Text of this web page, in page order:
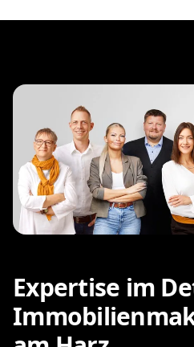
Expertise im